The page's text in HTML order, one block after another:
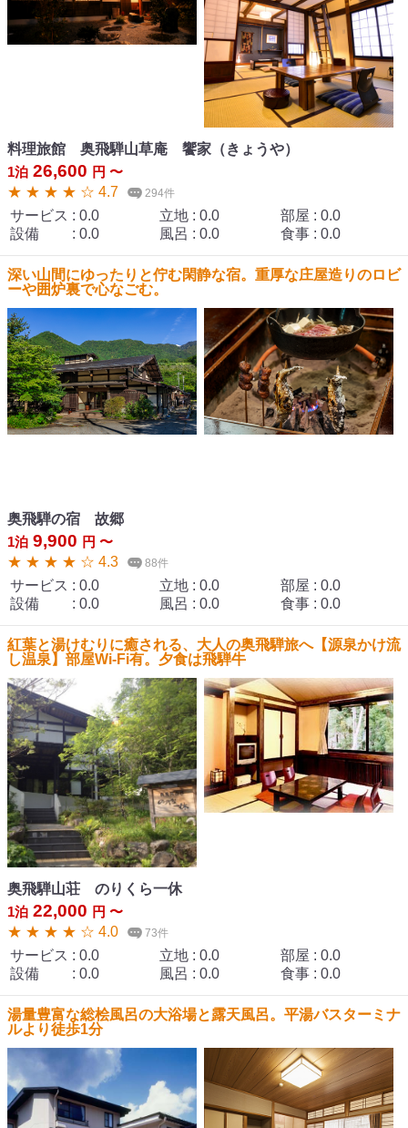
料理旅館 奥飛騨山草庵 饗家（きょうや）
1泊 26,600 円 〜
★ ★ ★ ★ ☆ 4.7
294件
サービス : 0.0 立地 : 0.0 部屋 : 0.0
設備
: 0.0 風呂 : 0.0 食事 : 0.0
深い山間にゆったりと佇む閑静な宿。重厚な庄屋造りのロビ
ーや囲炉裏で心なごむ。
奥飛騨の宿 故郷
1泊 9,900 円 〜
★ ★ ★ ★ ☆ 4.3
88件
サービス : 0.0 立地 : 0.0 部屋 : 0.0
設備
: 0.0 風呂 : 0.0 食事 : 0.0
紅葉と湯けむりに癒される、大人の奥飛騨旅へ【源泉かけ流
し温泉】部屋Wi-Fi有。夕食は飛騨牛
奥飛騨山荘 のりくら一休
1泊 22,000 円 〜
★ ★ ★ ★ ☆ 4.0
73件
サービス : 0.0 立地 : 0.0 部屋 : 0.0
設備
: 0.0 風呂 : 0.0 食事 : 0.0
湯量豊富な総桧風呂の大浴場と露天風呂。平湯バスターミナ
ルより徒歩1分